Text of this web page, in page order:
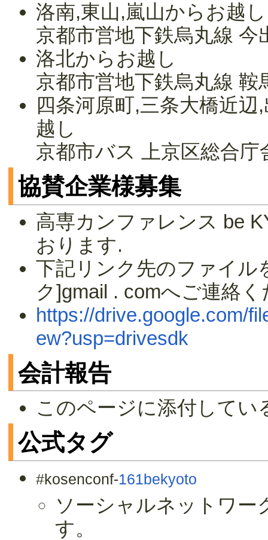
洛南,東山,嵐山からお越し
京都市営地下鉄烏丸線
洛北からお越し
京都市営地下鉄烏丸線
四条河原町,三条大橋近
越し
京都市バス 上京区総合
協賛企業様募集
高専カンファレンス be
おります.
下記リンク先のファイル
ク]gmail . comへご連絡
https://drive.google.com/
ew?usp=drivesdk
会計報告
このページに添付してい
公式タグ
#kosenconf-161bekyoto
ソーシャルネットワー
す。